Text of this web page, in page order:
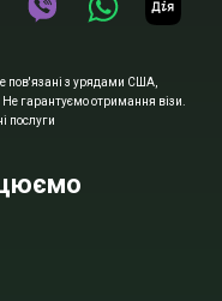
пов'язані з урядами США,
гарантуємо отримання візи.
послуги